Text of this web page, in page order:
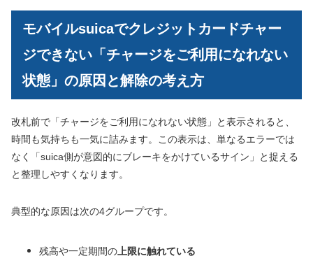
モバイルsuicaでクレジットカードチャー
ジできない「チャージをご利用になれない
状態」の原因と解除の考え方
改札前で「チャージをご利用になれない状態」と表示されると、
時間も気持ちも一気に詰みます。この表示は、単なるエラーでは
なく「suica側が意図的にブレーキをかけているサイン」と捉える
と整理しやすくなります。
典型的な原因は次の4グループです。
残高や一定期間の上限に触れている